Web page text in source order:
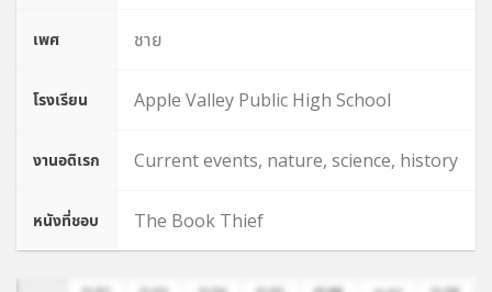
เพศ ชาย
โรงเรียน Apple Valley Public High School
งานอดิเรก Current events, nature, science, history
หนังที่ชอบ The Book Thief